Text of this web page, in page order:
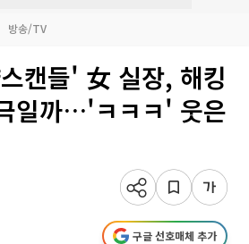
방송/TV
캔들' 女 실장, 해킹
일까…'ㅋㅋㅋ' 웃은
구글 선호매체 추가